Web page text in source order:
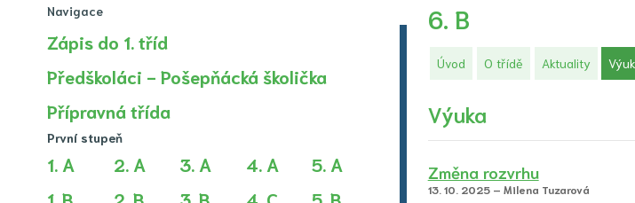
Navigace
Zápis do 1. tříd
Předškoláci - Pošepňácká školička
Přípravná třída
První stupeň
1. A
2. A
3. A
4. A
5. A
6. B
Úvod O třídě Aktuality
Výuka
Změna rozvrhu
13. 10. 2025 – Milena Tuzarová